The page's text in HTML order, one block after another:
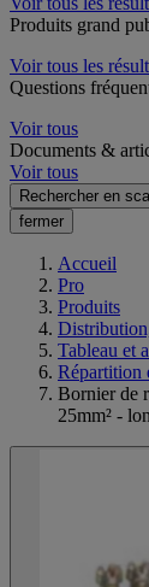
Produits grand
Voir tous les
Questions
Voir tous
Documents &
Voir tous
Rechercher en
fermer
Accueil
Pro
Produits
Tableau et
Répartition
Bornier de
25mm² -